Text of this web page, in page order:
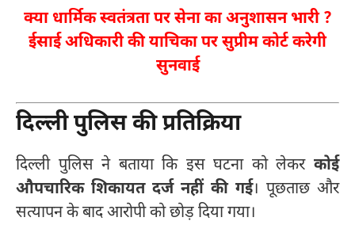
क्या धार्मिक स्वतंत्रता पर सेना का अनुशासन भारी ?
ईसाई अधिकारी की याचिका पर सुप्रीम कोर्ट करेगी
सुनवाई
दिल्ली पुलिस की प्रतिक्रिया
दिल्ली पुलिस ने बताया कि इस घटना को लेकर कोई
औपचारिक शिकायत दर्ज नहीं की गई। पूछताछ और
सत्यापन के बाद आरोपी को छोड़ दिया गया।